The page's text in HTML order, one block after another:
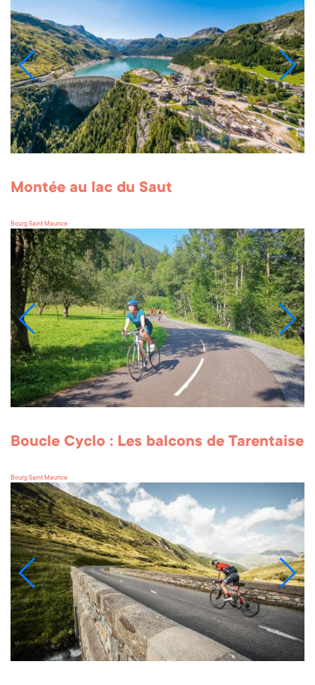
Montée au lac du Saut
Bourg Saint Maurice
Boucle Cyclo : Les balcons de Tarentaise
Bourg Saint Maurice